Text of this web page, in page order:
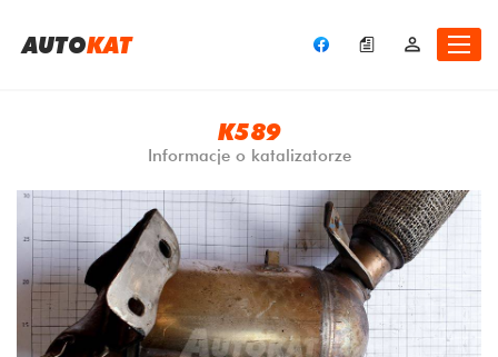
AUTOKAT
K589
Informacje o katalizatorze